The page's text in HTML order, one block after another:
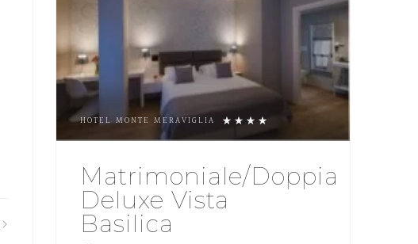
HOTEL MONTE MERAVIGLIA
Matrimoniale/Doppia
Deluxe Vista
Basilica